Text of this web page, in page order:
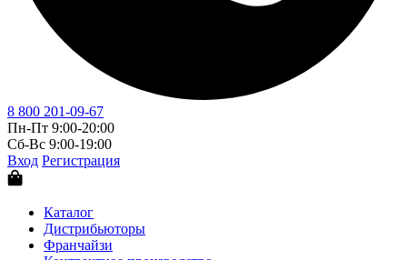
8 800 201-09-67
Пн-Пт 9:00-20:00
Сб-Вс 9:00-19:00
Вход Регистрация
Каталог
Дистрибьюторы
Франчайзи